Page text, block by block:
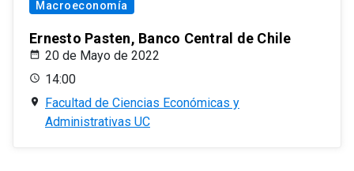
Macroeconomía
Ernesto Pasten, Banco Central de Chile
20 de Mayo de 2022
14:00
Facultad de Ciencias Económicas y
Administrativas UC